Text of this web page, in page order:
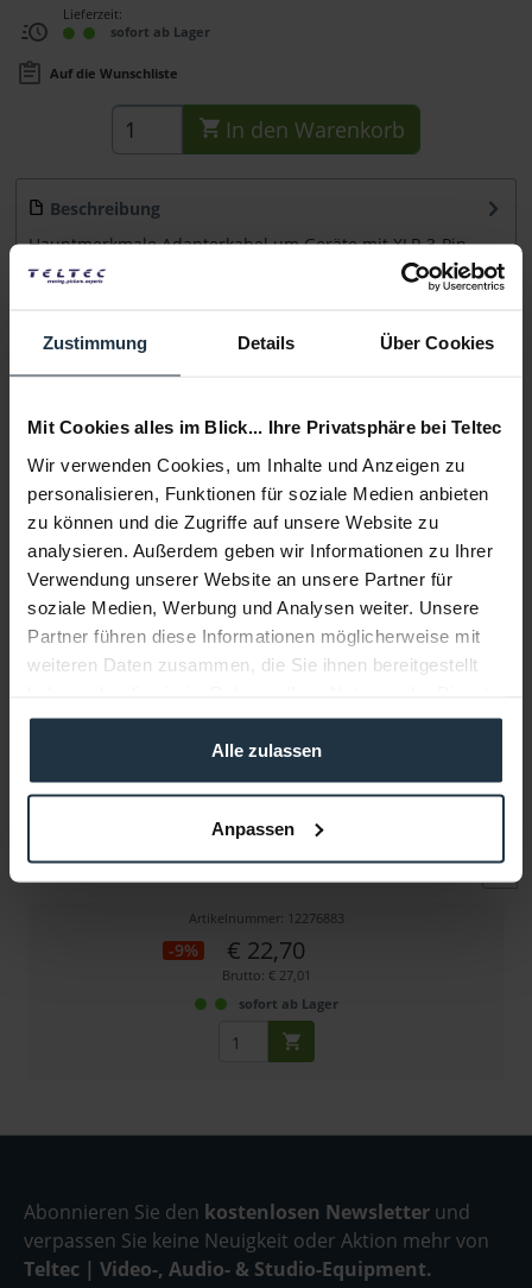
Zustimmung Details Über Cookies
Mit Cookies alles im Blick... Ihre Privatsphäre bei Teltec
Wir verwenden Cookies, um Inhalte und Anzeigen zu
personalisieren, Funktionen für soziale Medien anbieten
zu können und die Zugriffe auf unsere Website zu
analysieren. Außerdem geben wir Informationen zu Ihrer
Verwendung unserer Website an unsere Partner für
soziale Medien, Werbung und Analysen weiter. Unsere
Partner führen diese Informationen möglicherweise mit
weiteren Daten zusammen, die Sie ihnen bereitgestellt
gesammelt haben.
Alle zulassen
Anpassen
Lieferzeit:
sofort ab Lager
Auf die Wunschliste
In den Warenkorb
Beschreibung
Hauptmerkmale Adapterkabel um Geräte mit XLR 3-Pin-
Eingang mit Timecode von Tentacle zu...
Infos zu Hersteller & Produktsicherheit
Folgende Infos zum Hersteller sind verfübar......
Weitere Artikel von Tentacle Sync ansehen
3,5 mm-Klinke auf BNC
Artikelnummer: 12276883
-9% € 22,70
Brutto: € 27,01
sofort ab Lager
Abonnieren Sie den kostenlosen Newsletter und
verpassen Sie keine Neuigkeit oder Aktion mehr von
Teltec | Video-, Audio- & Studio-Equipment.